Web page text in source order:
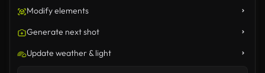
Modify elements
Generate next shot
Update weather & light